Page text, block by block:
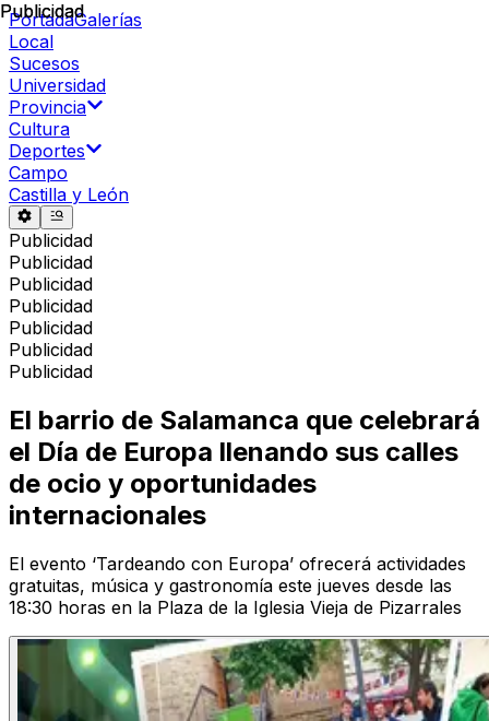
PortadaGalerías
Local
Sucesos
Universidad
Provincia
Cultura
Deportes
Campo
Castilla y León
Publicidad
Publicidad
Publicidad
Publicidad
Publicidad
Publicidad
Publicidad
Publicidad
El barrio de Salamanca que celebrará
el Día de Europa llenando sus calles
de ocio y oportunidades
internacionales
El evento ‘Tardeando con Europa’ ofrecerá actividades
gratuitas, música y gastronomía este jueves desde las
18:30 horas en la Plaza de la Iglesia Vieja de Pizarrales
Publicidad